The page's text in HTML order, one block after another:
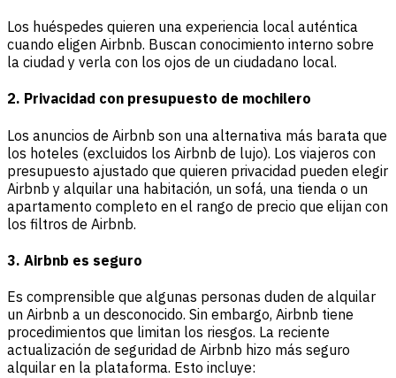
Los huéspedes quieren una experiencia local auténtica
cuando eligen Airbnb. Buscan conocimiento interno sobre
la ciudad y verla con los ojos de un ciudadano local.
2. Privacidad con presupuesto de mochilero
Los anuncios de Airbnb son una alternativa más barata que
los hoteles (excluidos los Airbnb de lujo). Los viajeros con
presupuesto ajustado que quieren privacidad pueden elegir
Airbnb y alquilar una habitación, un sofá, una tienda o un
apartamento completo en el rango de precio que elijan con
los filtros de Airbnb.
3. Airbnb es seguro
Es comprensible que algunas personas duden de alquilar
un Airbnb a un desconocido. Sin embargo, Airbnb tiene
procedimientos que limitan los riesgos. La reciente
actualización de seguridad de Airbnb hizo más seguro
alquilar en la plataforma. Esto incluye: